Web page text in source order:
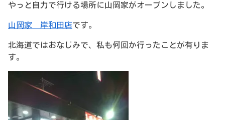
やっと自力で行ける場所に山岡家がオープンしました。
山岡家 岸和田店です。
北海道ではおなじみで、私も何回か行ったことが有りま
す。